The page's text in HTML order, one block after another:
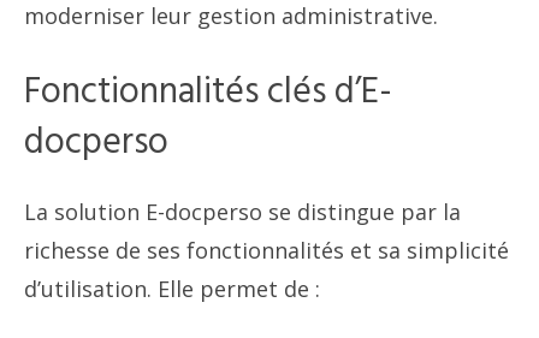
moderniser leur gestion administrative.
Fonctionnalités clés d’E-
docperso
La solution E-docperso se distingue par la
richesse de ses fonctionnalités et sa simplicité
d’utilisation. Elle permet de :